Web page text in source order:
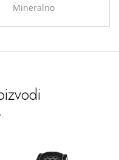
Mineralno